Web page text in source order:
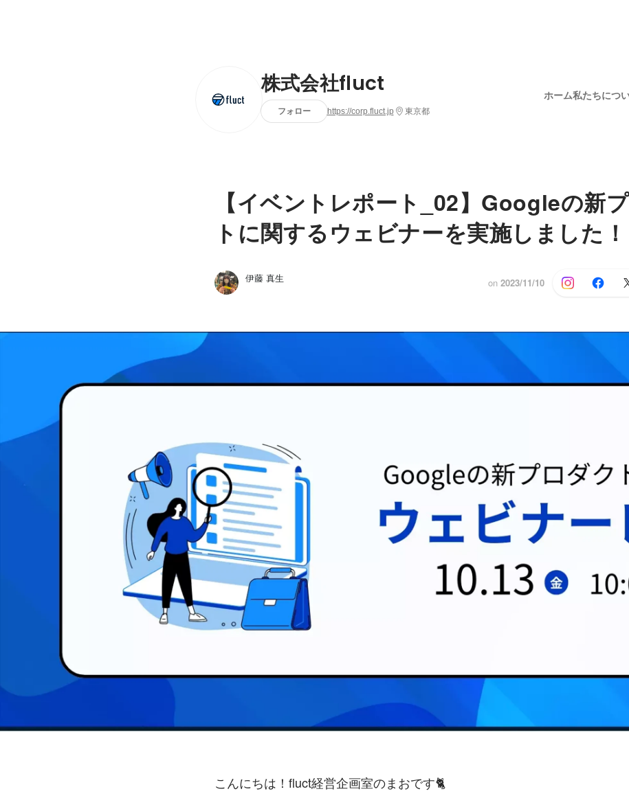
株式会社fluct
フォロー https://corp.fluct.jp 東京都
ホーム私たちにつ
【イベントレポート_02】Googleの新
トに関するウェビナーを実施しました！
伊藤 真生 on 2023/11/10
こんにちは！fluct経営企画室のまおです🐈
伊藤 真生
株式会社fluct /